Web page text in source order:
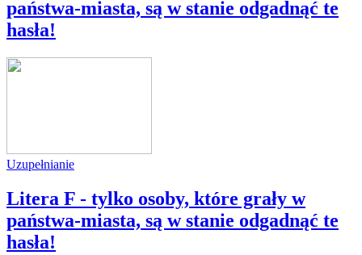
państwa-miasta, są w stanie odgadnąć te
hasła!
Uzupełnianie
Litera F - tylko osoby, które grały w
państwa-miasta, są w stanie odgadnąć te
hasła!